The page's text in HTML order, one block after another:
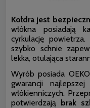
Kołdra jest
włókna posiadają
cyrkulację
szybko schnie
lekka, otulająca
Wyrób posiada
gwarancji
włókienniczych.
potwierdzają brak